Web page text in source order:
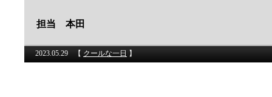
担当 本田
2023.05.29 【 クールな一日 】